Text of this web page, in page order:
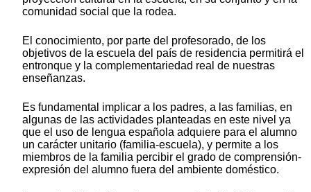
comunidad social que la rodea.
El conocimiento, por parte del profesorado, de los
objetivos de la escuela del país de residencia permitirá el
entronque y la complementariedad real de nuestras
enseñanzas.
Es fundamental implicar a los padres, a las familias, en
algunas de las actividades planteadas en este nivel ya
que el uso de lengua española adquiere para el alumno
un carácter unitario (familia-escuela), y permite a los
miembros de la familia percibir el grado de comprensión-
expresión del alumno fuera del ambiente doméstico.